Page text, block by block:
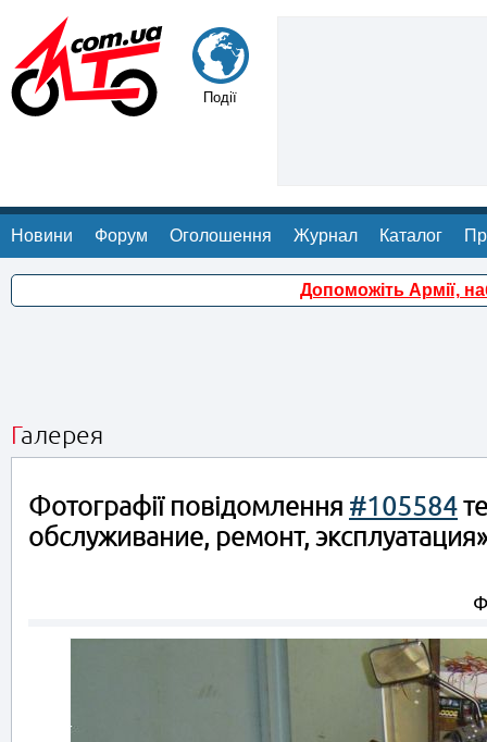
Події
Новини Форум Оголошення Журнал Каталог
Допоможіть Армії,
Галерея
Фотографії повідомлення #105584
обслуживание, ремонт, эксплуатация»